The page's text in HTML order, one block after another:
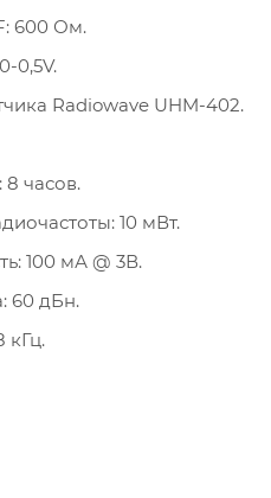
600 Ом.
0,5V.
Radiowave UHM-402.
часов.
10 мВт.
100 мА @ 3В.
60 дБн.
кГц.